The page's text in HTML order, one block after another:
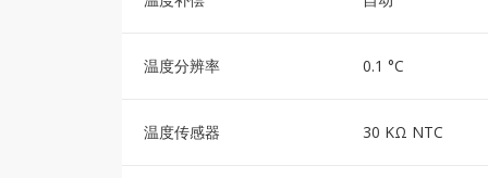
温度分辨率 0.1 °C
温度传感器 30 KΩ NTC